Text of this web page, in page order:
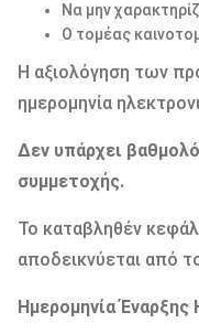
Να μην
Ο τομέας
Η αξιολόγηση των
ημερομηνία
Δεν υπάρχει
συμμετοχής.
Το καταβληθέν
αποδεικνύεται από
Ημερομηνία